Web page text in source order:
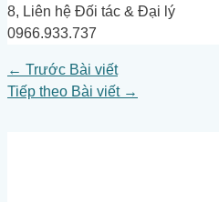
8, Liên hệ Đối tác & Đại lý
0966.933.737
← Trước Bài viết
Tiếp theo Bài viết →